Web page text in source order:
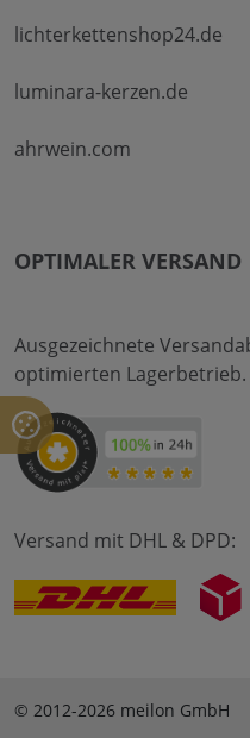
lichterkettenshop24.de
luminara-kerzen.de
ahrwein.com
OPTIMALER VERSAND
Ausgezeichnete
optimierten Lagerbetrieb.
Versand mit DHL & DPD:
© 2012-2026 meilon GmbH